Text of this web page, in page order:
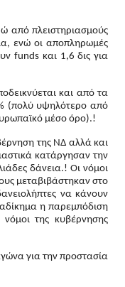
από πλειστηριασμούς
ενώ οι αποπληρωμές
funds και 1,6 δις για
και από τα
(πολύ υψηλότερο από
μέσο όρο).!
της ΝΔ αλλά και
κατάργησαν την
δάνεια.! Οι νόμοι
μεταβιβάστηκαν στο
να κάνουν
η παρεμπόδιση
νόμοι της κυβέρνησης
για την προστασία